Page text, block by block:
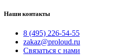
Наши контакты
8 (495) 226-54-55
zakaz@proloud.ru
Связаться с нами